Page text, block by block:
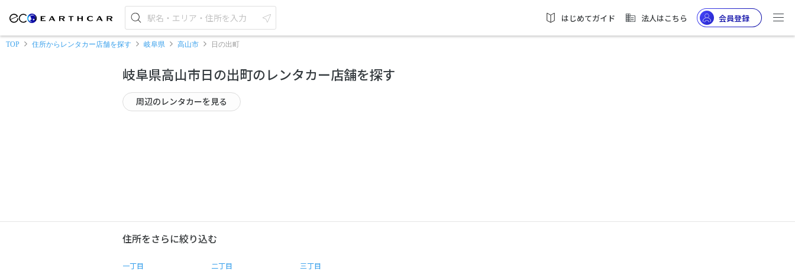
はじめてガイド 法人はこちら 会員登録
TOP 住所からレンタカー店舗を探す 岐阜県 高山市 日の出町
岐阜県高山市日の出町のレンタカー店舗を探す
周辺のレンタカーを見る
住所をさらに絞り込む
一丁目 二丁目 三丁目